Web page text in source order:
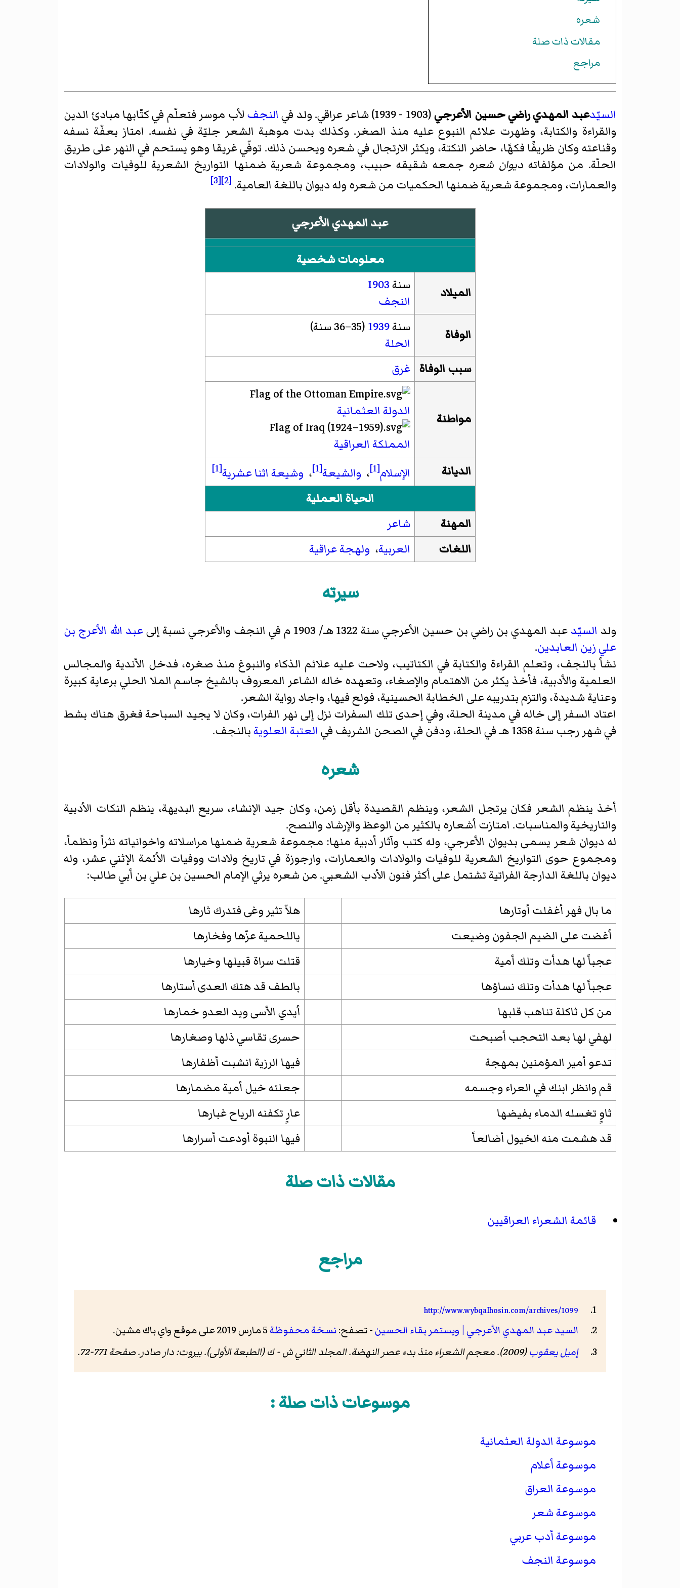
شعره
مقالات ذات صلة
مراجع
السيّدعبد المهدي راضي حسين الأعرجي(1903 - 1939) شاعر عراقي. ولد في النجف لأب موسر فتعلّم في كتّابها مبادئ الدين
والقراءة والكتابة، وظهرت علائم النبوع عليه منذ الصغر. وكذلك بدت موهبة الشعر جليّة في نفسه. امتاز بعفّة نسفه
وقناعته وكان ظريفًا فكهًا، حاضر النكتة، ويكثر الارتجال في شعره ويحسن ذلك. توفّي غريقا وهو يستحم في النهر على طريق
الحلّة. من مؤلفاتهديوان شعره جمعه شقيقه حبيب، ومجموعة شعرية ضمنها التواريخ الشعرية للوفيات والولادات
والعمارات، ومجموعة شعرية ضمنها الحكميات من شعره وله ديوان باللغة العامية. [2]
[3]
عبد المهدي الأعرجي
معلومات شخصية
الميلاد
سنة1903
النجف
الوفاة
سنة1939 (35–36 سنة)
الحلة
سبب الوفاة غرق
مواطنة
الدولة العثمانية
المملكة العراقية
الديانة
الإسلام[1] ، والشيعة[1] ، وشيعة اثنا عشرية[1]
الحياة العملية
المهنة
شاعر
اللغات
العربية، ولهجة عراقية
سيرته
ولد السيّد عبد المهدي بن راضي بن حسين الأعرجي سنة 1322 هـ/ 1903 م في النجف والأعرجي نسبة إلى
عبد الله الأعرج بن
علي زين العابدين.
نشأ بالنجف، وتعلم القراءة والكتابة في الكتاتيب، ولاحت عليه علائم الذكاء والنبوغ منذ صغره، فدخل الأندية والمجالس
العلمية والأدبية، فأخذ يكثر من الاهتمام والإصغاء، وتعهده خاله الشاعر المعروف بالشيخ جاسم الملا الحلي برعاية كبيرة
وعناية شديدة، والتزم بتدريبه على الخطابة الحسينية، فولع فيها، واجاد رواية الشعر.
اعتاد السفر إلى خاله في مدينة الحلة، وفي إحدى تلك السفرات نزل إلى نهر الفرات، وكان لا يجيد السباحة فغرق هناك بشط
في شهر رجب سنة 1358 هـ في الحلة، ودفن في الصحن الشريف في
العتبة العلويةبالنجف.
شعره
أخذ ينظم الشعر فكان يرتجل الشعر، وينظم القصيدة بأقل زمن، وكان جيد الإنشاء، سريع البديهة، ينظم النكات الأدبية
والتاريخية والمناسبات. امتازت أشعاره بالكثير من الوعظ والإرشاد والنصح.
له ديوان شعر يسمى بديوان الأعرجي، وله كتب وآثار أدبية منها: مجموعة شعرية ضمنها مراسلاته واخوانياته نثراً ونظماً،
ومجموع حوى التواريخ الشعرية للوفيات والولادات والعمارات، وارجوزة في تاريخ ولادات ووفيات الأئمة الإثني عشر، وله
ديوان باللغة الدارجة الفراتية تشتمل على أكثر فنون الأدب الشعبي. من شعره يرثي الإمام الحسين بن علي بن أبي طالب:
ما بال فهر أغفلت أوتارها
هلاّ تثير وغى فتدرك ثارها
أغضت على الضيم الجفون وضيعت
ياللحمية عزّها وفخارها
عجباً لها هدأت وتلك أمية
قتلت سراة قبيلها وخيارها
عجباً لها هدأت وتلك نساؤها
بالطف قد هتك العدى أستارها
من كل ثاكلة تناهب قلبها
أيدي الأسى ويد العدو خمارها
لهفي لها بعد التحجب أصبحت
حسرى تقاسي ذلها وصغارها
تدعو أمير المؤمنين بمهجة
فيها الرزية انشبت أظفارها
قم وانظر ابنك في العراء وجسمه
جعلته خيل أمية مضمارها
ثاوٍ تغسله الدماء بفيضها
عارٍ تكفنه الرياح غبارها
قد هشمت منه الخيول أضالعاً
فيها النبوة أودعت أسرارها
مقالات ذات صلة
قائمة الشعراء العراقيين
مراجع
http://www.wybqalhosin.com/archives/1099
السيد عبد المهدي الأعرجي | ويستمر بقاء الحسين- تصفح:نسخة محفوظة5 مارس 2019 على موقع واي باك مشين.
إميل يعقوب(2009). معجم الشعراء منذ بدء عصر النهضة. المجلد الثاني ش - ك (الطبعة الأولى). بيروت: دار صادر. صفحة 771-72.
موسوعات ذات صلة :
موسوعة الدولة العثمانية
موسوعة أعلام
موسوعة العراق
موسوعة شعر
موسوعة أدب عربي
موسوعة النجف